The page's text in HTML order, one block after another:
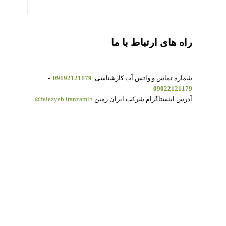
راه های ارتباط با ما
شماره تماس و واتس آپ کارشناسی 09192121179
-
09022121179
آدرس اینستاگرام شرکت ایران زمین felezyab.iranzamin@